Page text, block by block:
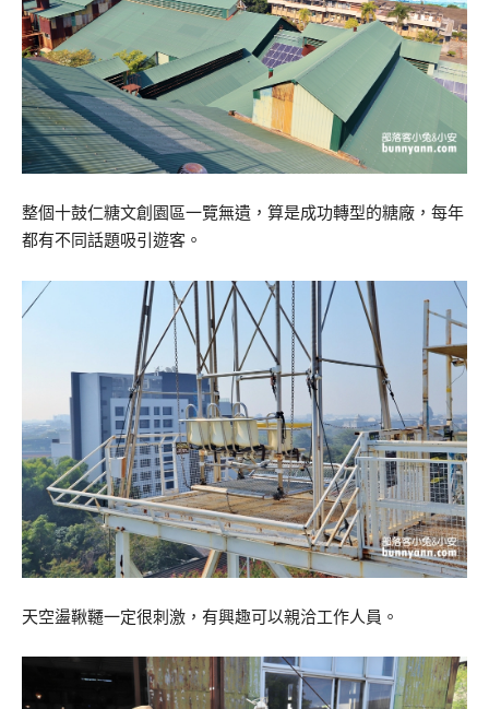
整個十鼓仁糖文創園區一覽無遺，算是成功轉型的糖廠，每年
都有不同話題吸引遊客。
天空盪鞦韆一定很刺激，有興趣可以親洽工作人員。